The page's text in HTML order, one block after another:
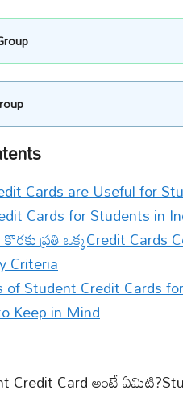
Cards are Useful for
Cards for Students in
ప్రతి ఒక్కCredit Cards
Criteria
of Student Credit Cards
Keep in Mind
Card అంటే